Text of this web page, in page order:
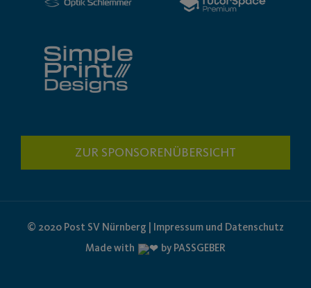
ZUR SPONSORENÜBERSICHT
© 2020 Post SV Nürnberg | Impressum und Datenschutz
Made with
by PASSGEBER